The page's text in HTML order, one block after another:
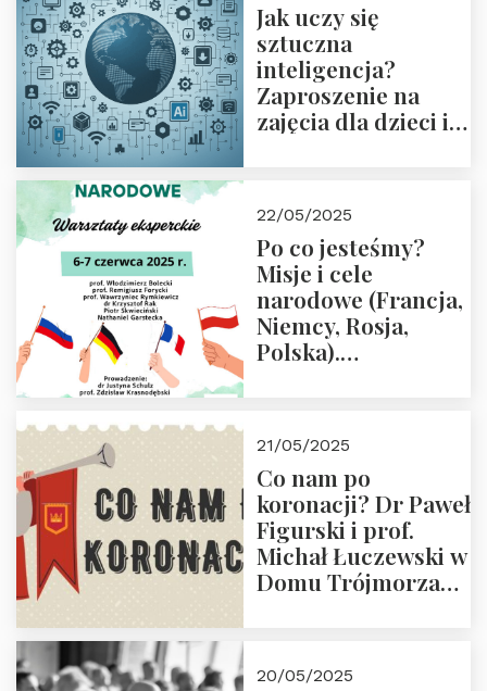
Jak uczy się
sztuczna
inteligencja?
Zaproszenie na
zajęcia dla dzieci i
22/05/2025
Po co jesteśmy?
Misje i cele
narodowe (Francja,
Niemcy, Rosja,
Polska).
Zapraszamy do
zapisów.
21/05/2025
Co nam po
koronacji? Dr Paweł
Figurski i prof.
Michał Łuczewski w
Domu Trójmorza
20/05/2025